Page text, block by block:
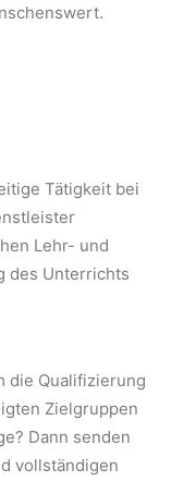
Tätigkeit bei
Lehr- und
des Unterrichts
die Qualifizierung
Zielgruppen
Dann senden
vollständigen